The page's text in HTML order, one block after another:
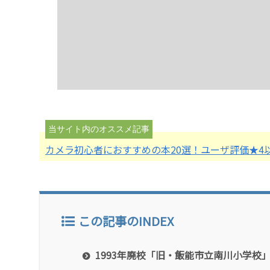
カメラ初心者におすすめの本20選！ユーザ評価★4
この記事のINDEX
1993年廃校「旧・飯能市立南川小学校」